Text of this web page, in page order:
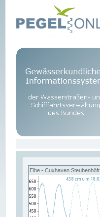
Elbe - Cuxhaven Steubenhöft